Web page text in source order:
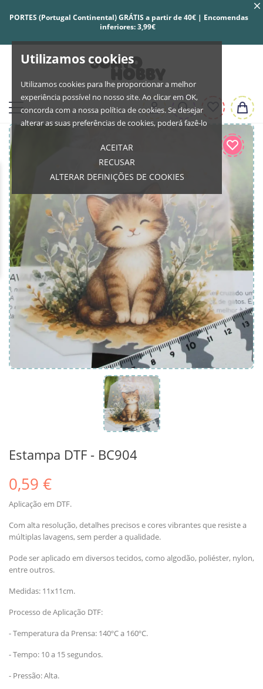
Utilizamos cookies
Utilizamos cookies para lhe proporcionar a melhor
experiência possível no nosso site. Ao clicar em OK,
concorda com a nossa política de cookies. Se desejar
alterar as suas preferências de cookies, poderá fazê-lo
ACEITAR
RECUSAR
ALTERAR DEFINIÇÕES DE COOKIES
PORTES (Portugal Continental) GRÁTIS a partir de 40€ | Encomendas
inferiores: 3,99€
Estampa DTF - BC904
0,59 €
Aplicação em DTF.
Com alta resolução, detalhes precisos e cores vibrantes que resiste a
múltiplas lavagens, sem perder a qualidade.
Pode ser aplicado em diversos tecidos, como algodão, poliéster, nylon,
entre outros.
Medidas: 11x11cm.
Processo de Aplicação DTF:
- Temperatura da Prensa: 140ºC a 160ºC.
- Tempo: 10 a 15 segundos.
- Pressão: Alta.